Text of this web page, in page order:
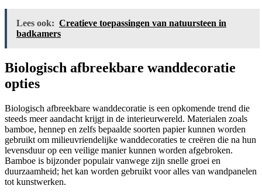
Lees ook: Creatieve toepassingen van natuursteen in
badkamers
Biologisch afbreekbare wanddecoratie
opties
Biologisch afbreekbare wanddecoratie is een opkomende trend die
steeds meer aandacht krijgt in de interieurwereld. Materialen zoals
bamboe, hennep en zelfs bepaalde soorten papier kunnen worden
gebruikt om milieuvriendelijke wanddecoraties te creëren die na hun
levensduur op een veilige manier kunnen worden afgebroken.
Bamboe is bijzonder populair vanwege zijn snelle groei en
duurzaamheid; het kan worden gebruikt voor alles van wandpanelen
tot kunstwerken.